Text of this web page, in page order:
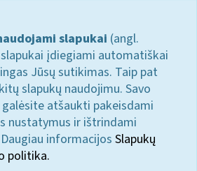
slapukai (angl.
įdiegiami automatiškai
Jūsų sutikimas. Taip pat
slapukų naudojimu. Savo
atšaukti pakeisdami
nustatymus ir ištrindami
informacijos Slapukų
politika.